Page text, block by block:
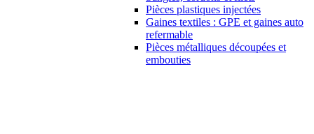
Pièces plastiques injectées
Gaines textiles : GPE et gaines auto
refermable
Pièces métalliques découpées et
embouties